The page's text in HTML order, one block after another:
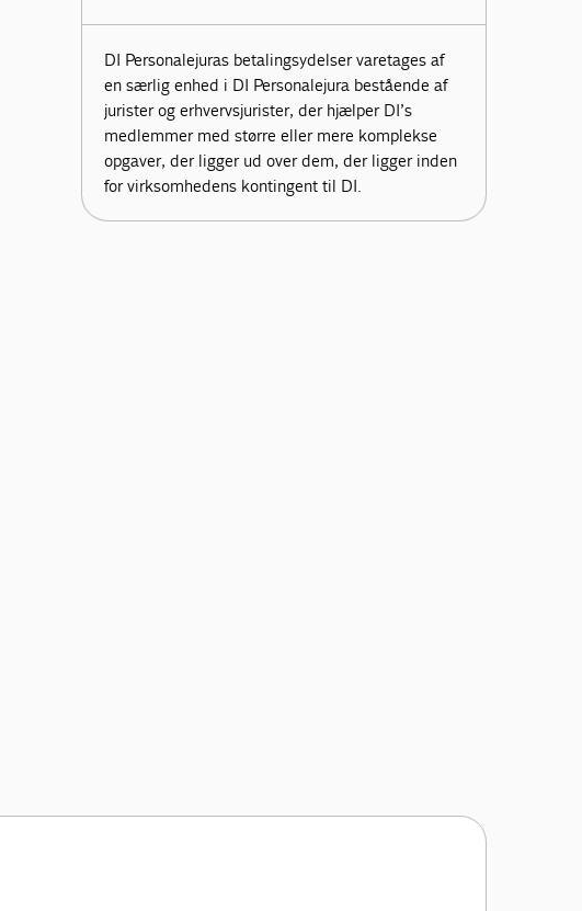
DI Personalejuras betalingsydelser varetages af
en særlig enhed i DI Personalejura bestående af
jurister og erhvervsjurister, der hjælper DI’s
medlemmer med større eller mere komplekse
opgaver, der ligger ud over dem, der ligger inden
for virksomhedens kontingent til DI.